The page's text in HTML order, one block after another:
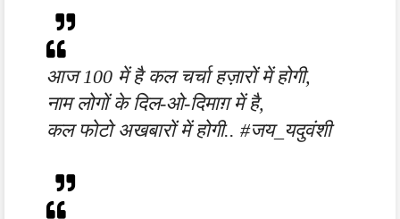
आज 100 में है कल चर्चा हज़ारों में होगी,
नाम लोगों के दिल-ओ-दिमाग़ में है,
कल फोटो अखबारों में होगी.. #जय_यदुवंशी